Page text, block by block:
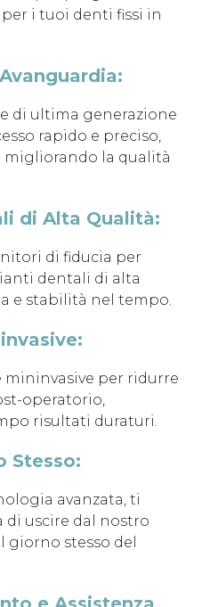
i tuoi denti fissi in
di ultima generazione
rapido e preciso,
migliorando la qualità
di Alta Qualità:
di fiducia per
dentali di alta
e stabilità nel tempo.
per ridurre
operatorio,
risultati duraturi.
Stesso:
avanzata, ti
uscire dal nostro
giorno stesso del